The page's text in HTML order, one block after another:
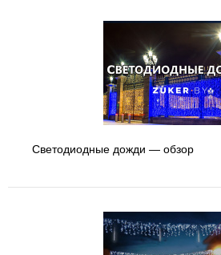
Светодиодные дожди — обзор